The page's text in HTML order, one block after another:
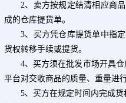
2、卖方按规定结清相应商
成的仓库提货单。
3、买方凭仓库提货单中指
货权转移手续或提货。
4、买方须在批发市场开具
平台对交收商品的质量、重量进
5、买方在规定时间内完成